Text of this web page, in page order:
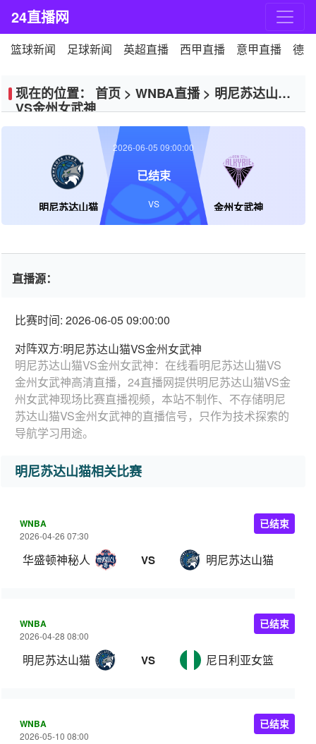
24直播网
篮球新闻 足球新闻 英超直播 西甲直播 意甲直播 德
现在的位置： 首页 > WNBA直播> 明尼苏达山猫
VS金州女武神
明尼苏达山猫 金州女武神
2026-06-05 09:00:00
已结束
VS
直播源：
比赛时间: 2026-06-05 09:00:00
对阵双方:明尼苏达山猫VS金州女武神
明尼苏达山猫VS金州女武神：在线看明尼苏达山猫VS
金州女武神高清直播，24直播网提供明尼苏达山猫VS金
州女武神现场比赛直播视频，本站不制作、不存储明尼
苏达山猫VS金州女武神的直播信号，只作为技术探索的
导航学习用途。
明尼苏达山猫相关比赛
WNBA
2026-04-26 07:30
华盛顿神秘人 VS 明尼苏达山猫
已结束
WNBA
2026-04-28 08:00
明尼苏达山猫 VS 尼日利亚女篮
已结束
WNBA
2026-05-10 08:00
已结束